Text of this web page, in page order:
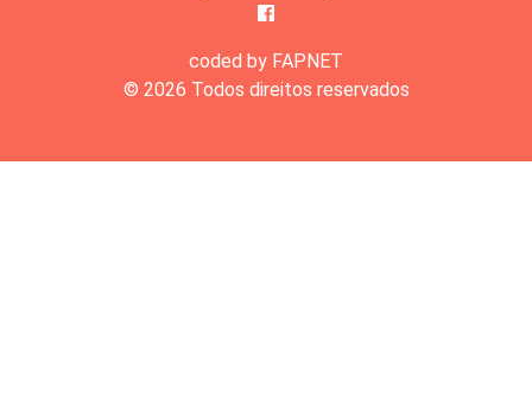
coded by FAPNET
© 2026 Todos direitos reservados